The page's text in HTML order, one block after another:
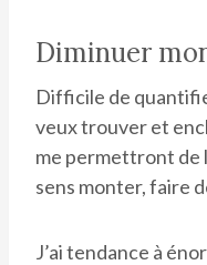
Diminuer
Difficile de
veux trouver et
me permettront de
sens monter, faire
J’ai tendance à